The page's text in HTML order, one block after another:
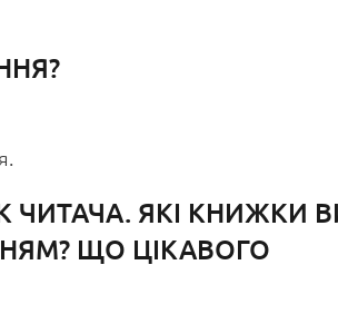
ЧИТАЧА. ЯКІ КНИЖКИ
ЩО ЦІКАВОГО